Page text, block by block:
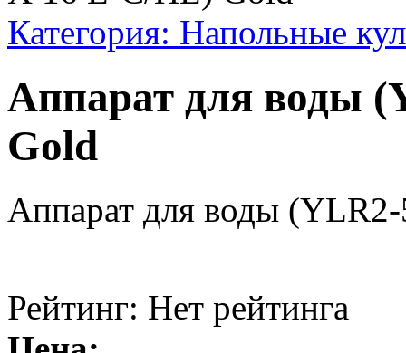
Категория: Напольные
Аппарат для воды
Gold
Аппарат для воды
Рейтинг: Нет рейтинга